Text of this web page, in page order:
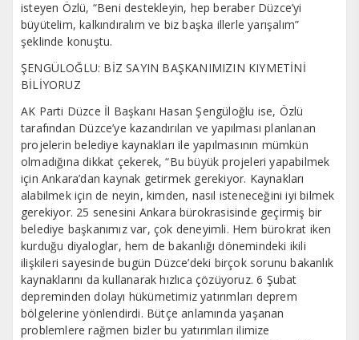
isteyen Özlü, “Beni destekleyin, hep beraber Düzce’yi
büyütelim, kalkındıralım ve biz başka illerle yarışalım”
şeklinde konuştu.
ŞENGÜLOĞLU: BİZ SAYIN BAŞKANIMIZIN KIYMETİNİ
BİLİYORUZ
AK Parti Düzce İl Başkanı Hasan Şengüloğlu ise, Özlü
tarafından Düzce’ye kazandırılan ve yapılması planlanan
projelerin belediye kaynakları ile yapılmasının mümkün
olmadığına dikkat çekerek, “Bu büyük projeleri yapabilmek
için Ankara’dan kaynak getirmek gerekiyor. Kaynakları
alabilmek için de neyin, kimden, nasıl isteneceğini iyi bilmek
gerekiyor. 25 senesini Ankara bürokrasisinde geçirmiş bir
belediye başkanımız var, çok deneyimli. Hem bürokrat iken
kurduğu diyaloglar, hem de bakanlığı dönemindeki ikili
ilişkileri sayesinde bugün Düzce’deki birçok sorunu bakanlık
kaynaklarını da kullanarak hızlıca çözüyoruz. 6 Şubat
depreminden dolayı hükümetimiz yatırımları deprem
bölgelerine yönlendirdi. Bütçe anlamında yaşanan
problemlere rağmen bizler bu yatırımları ilimize